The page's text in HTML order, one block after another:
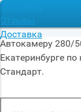
Описание
Отзывы
Доставка
Автокамеру 280/
Екатеринбурге
Стандарт.